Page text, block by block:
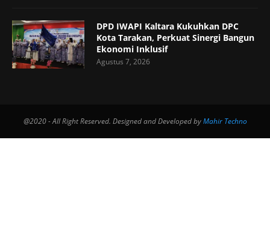
DPD IWAPI Kaltara Kukuhkan DPC
Kota Tarakan, Perkuat Sinergi Bangun
Ekonomi Inklusif
Agustus 7, 2026
@2020 - All Right Reserved. Designed and Developed byMahir Techno